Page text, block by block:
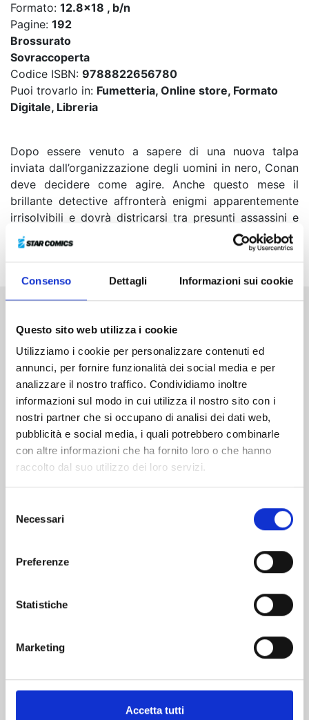
Consenso Dettagli Informazioni sui cookie
Questo sito web utilizza i cookie
Utilizziamo i cookie per personalizzare contenuti ed
annunci, per fornire funzionalità dei social media e per
analizzare il nostro traffico. Condividiamo inoltre
informazioni sul modo in cui utilizza il nostro sito con i
nostri partner che si occupano di analisi dei dati web,
pubblicità e social media, i quali potrebbero combinarle
con altre informazioni che ha fornito loro o che hanno
raccolto dal suo utilizzo dei loro servizi.
delNecessari
Preferenze
Statistiche
Marketing
Accetta tutti
Formato: 12.8x18 , b/n
Pagine: 192
Brossurato
Sovraccoperta
Codice ISBN: 9788822656780
Puoi trovarlo in: Fumetteria, Online store, Formato
Digitale, Libreria
Dopo essere venuto a sapere di una nuova talpa
inviata dall’organizzazione degli uomini in nero, Conan
deve decidere come agire. Anche questo mese il
brillante detective affronterà enigmi apparentemente
irrisolvibili e dovrà districarsi tra presunti assassini e
persone sospettate di aver fatto cose orribili: riuscirà a
venire a capo di questi misteri?
Altri volumi della serie
DETECTIVE CONAN NEW EDITION n. 74